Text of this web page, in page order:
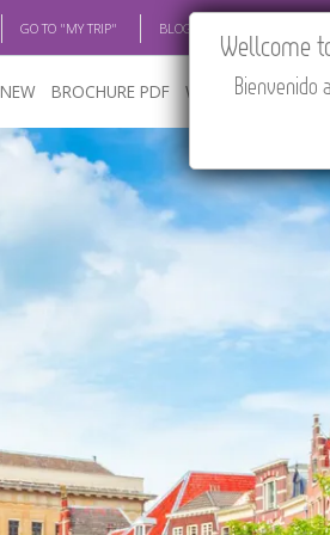
GO TO "MY TRIP" BLOG
NEW BROCHURE PDF WHERE TO BUY
Wellcome
Bienvenido